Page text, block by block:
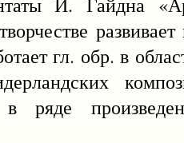
гл. обр. в
в ряде